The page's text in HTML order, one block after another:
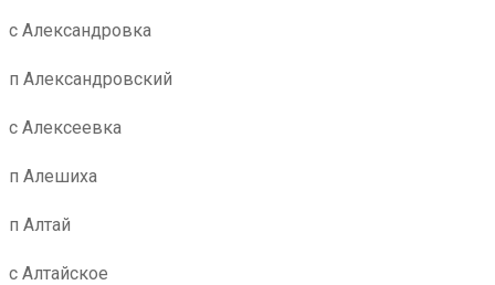
с Александровка
п Александровский
с Алексеевка
п Алешиха
п Алтай
с Алтайское